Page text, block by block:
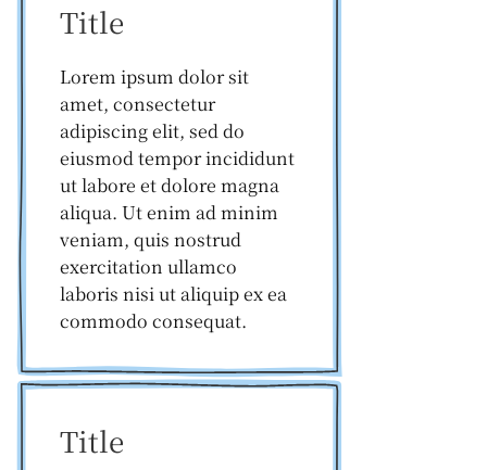
Title
Lorem ipsum dolor sit
amet, consectetur
adipiscing elit, sed do
eiusmod tempor incididunt
ut labore et dolore magna
aliqua. Ut enim ad minim
veniam, quis nostrud
exercitation ullamco
laboris nisi ut aliquip ex ea
commodo consequat.
Title